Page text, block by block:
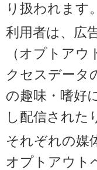
り扱われます。
利用者は、広
（オプトア
クセスデータ
の趣味・嗜好
し配信された
それぞれの媒
オプトアウト